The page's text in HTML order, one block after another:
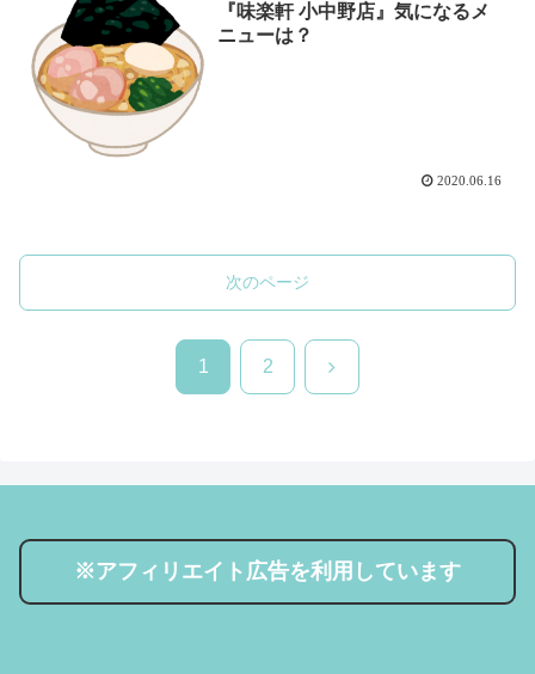
『味楽軒 小中野店』気になるメ
ニューは？
2020.06.16
次のページ
1 2 次
※アフィリエイト広告を利用しています